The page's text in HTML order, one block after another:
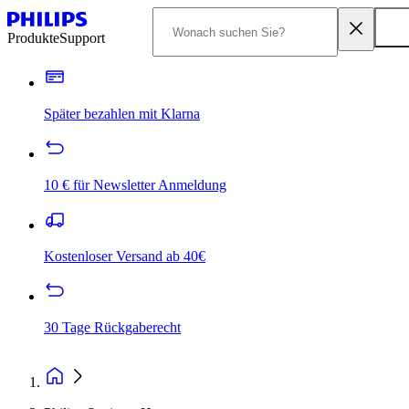
ProdukteSupport
Später bezahlen mit Klarna
10 € für Newsletter Anmeldung
Kostenloser Versand ab 40€
30 Tage Rückgaberecht